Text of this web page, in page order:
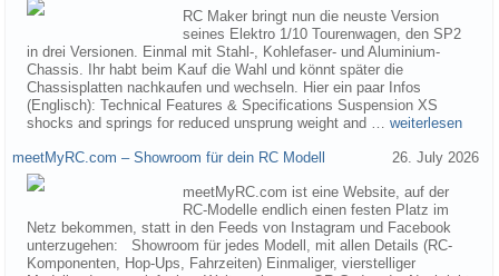
RC Maker bringt nun die neuste Version
seines Elektro 1/10 Tourenwagen, den SP2
in drei Versionen. Einmal mit Stahl-, Kohlefaser- und Aluminium-
Chassis. Ihr habt beim Kauf die Wahl und könnt später die
Chassisplatten nachkaufen und wechseln. Hier ein paar Infos
(Englisch): Technical Features & Specifications Suspension XS
shocks and springs for reduced unsprung weight and … weiterlesen
meetMyRC.com – Showroom für dein RC Modell 26. July 2026
meetMyRC.com ist eine Website, auf der
RC-Modelle endlich einen festen Platz im
Netz bekommen, statt in den Feeds von Instagram und Facebook
unterzugehen: Showroom für jedes Modell, mit allen Details (RC-
Komponenten, Hop-Ups, Fahrzeiten) Einmaliger, vierstelliger